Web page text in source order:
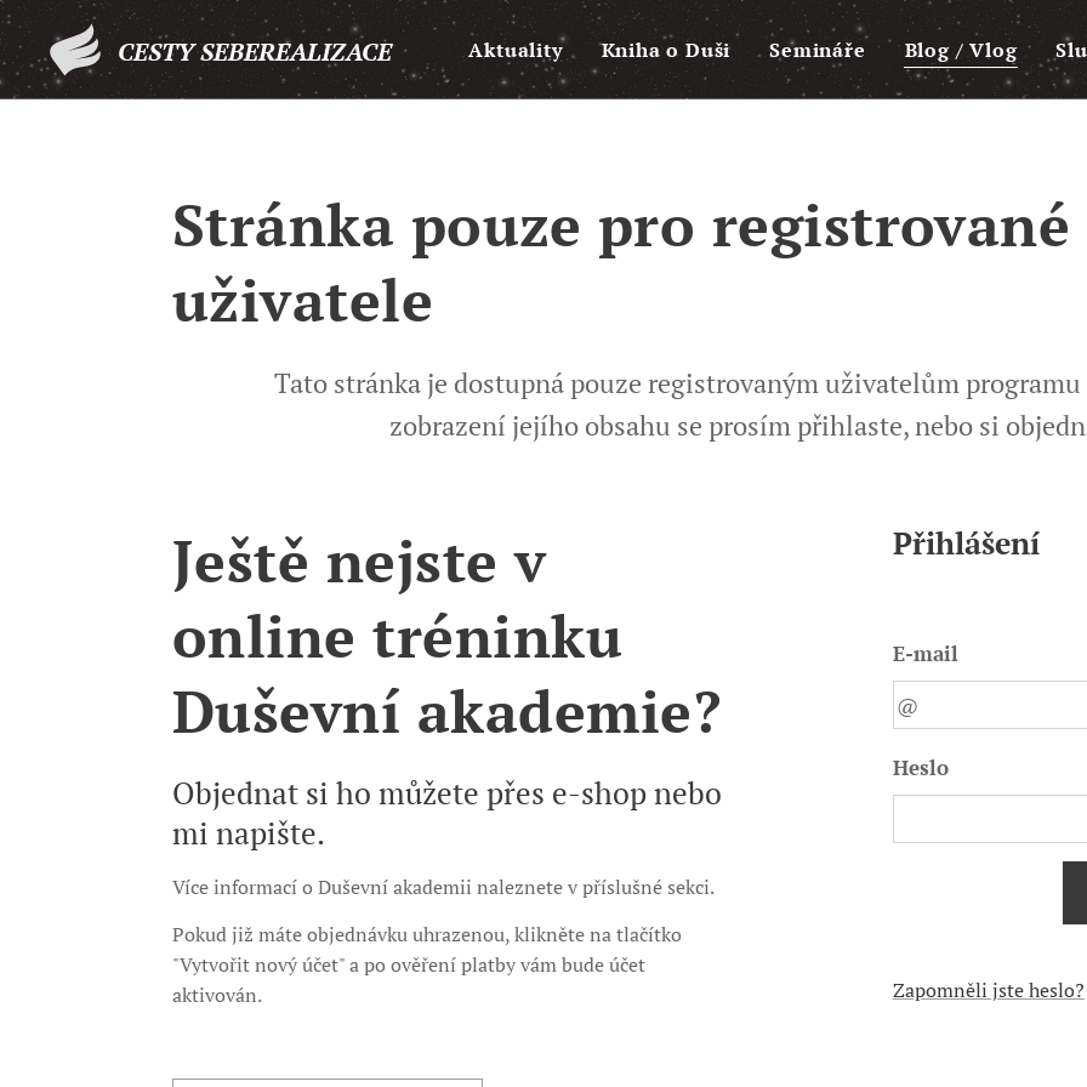
CESTY SEBEREALIZACE Aktuality Kniha o Duši Semináře Blog / Vlog
Stránka pouze pro registrované
uživatele
Tato stránka je dostupná pouze registrovaným uživatelům
zobrazení jejího obsahu se prosím přihlaste, nebo si
Ještě nejste v
online tréninku
Duševní akademie?
Objednat si ho můžete přes e-shop nebo
mi napište.
Více informací o Duševní akademii naleznete v příslušné sekci.
Pokud již máte objednávku uhrazenou, klikněte na tlačítko
"Vytvořit nový účet" a po ověření platby vám bude účet
aktivován.
Přihlášení
E-mail
Heslo
Zapomněli jste heslo?